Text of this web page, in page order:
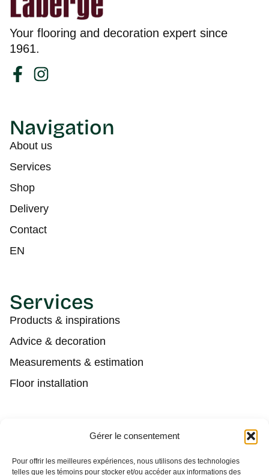
Gérer le consentement
Pour offrir les meilleures expériences, nous utilisons des technologies
telles que les témoins pour stocker et/ou accéder aux informations des
Your flooring and decoration expert since
1961.
Navigation
About us
Services
Shop
Delivery
Contact
EN
Services
Products & inspirations
Advice & decoration
Measurements & estimation
Floor installation